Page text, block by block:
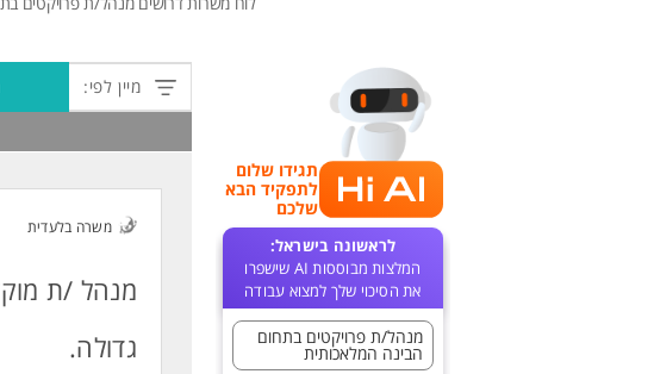
תגידו שלום
לתפקיד הבא
שלכם
לראשונה בישראל:
המלצות מבוססות AI שישפרו
את הסיכוי שלך למצוא עבודה
מנהל/ת פרויקטים בתחום
הבינה המלאכותית
מיין לפי:
משרה בלעדית
מנהל /ת
גדולה.